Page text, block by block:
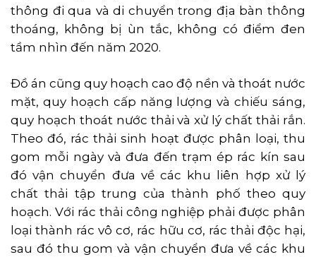
thông đi qua và di chuyển trong địa bàn thông
thoáng, không bị ùn tắc, không có điểm đen
tầm nhìn đến năm 2020.
Đồ án cũng quy hoạch cao độ nền và thoát nước
mặt, quy hoạch cấp năng lượng và chiếu sáng,
quy hoạch thoát nước thải và xử lý chất thải rắn.
Theo đó, rác thải sinh hoạt được phân loại, thu
gom mỗi ngày và đưa đến trạm ép rác kín sau
đó vận chuyển đưa về các khu liên hợp xử lý
chất thải tập trung của thành phố theo quy
hoạch. Với rác thải công nghiệp phải được phân
loại thành rác vô cơ, rác hữu cơ, rác thải độc hại,
sau đó thu gom và vận chuyển đưa về các khu